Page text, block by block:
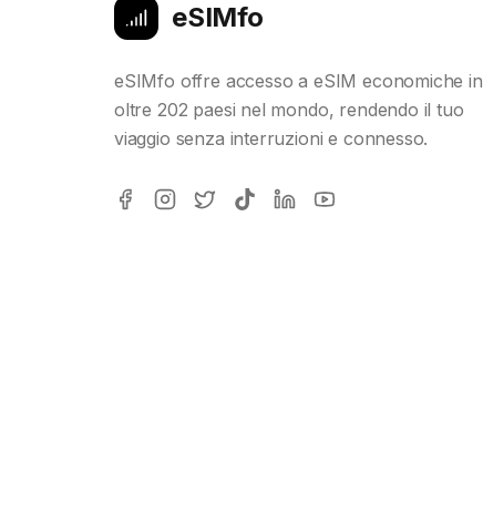
eSIMfo
eSIMfo offre accesso a eSIM economiche in
oltre 202 paesi nel mondo, rendendo il tuo
viaggio senza interruzioni e connesso.